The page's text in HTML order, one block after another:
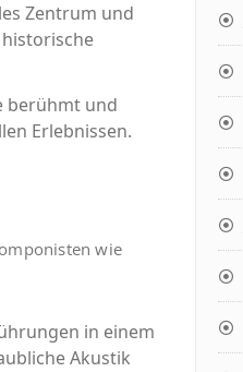
Zentrum und
berühmt und
Erlebnissen.
wie
in einem
Akustik